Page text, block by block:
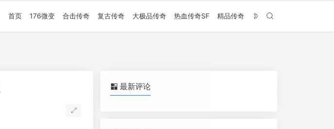
首页 176微变 合击传奇 复古传奇 大极品传奇 热血传奇SF 精品传奇
最新评论